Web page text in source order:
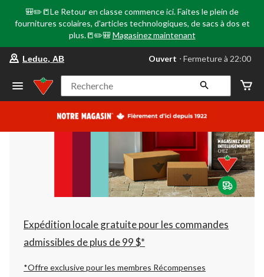
🎒✏️📒Le Retour en classe commence ici. Faites le plein de
fournitures scolaires, d'articles technologiques, de sacs à dos et
plus.📒✏️🎒 Magasinez maintenant
votre
préféré
Leduc,
AB,
courament
Fermeture
à
22:00
cliquer
pour
changer
Leduc, AB Ouvert ⋅ Fermeture à 22:00
Recherche
Expédition locale gratuite pour les commandes
admissibles de plus de 99 $*
*Offre exclusive pour les membres Récompenses